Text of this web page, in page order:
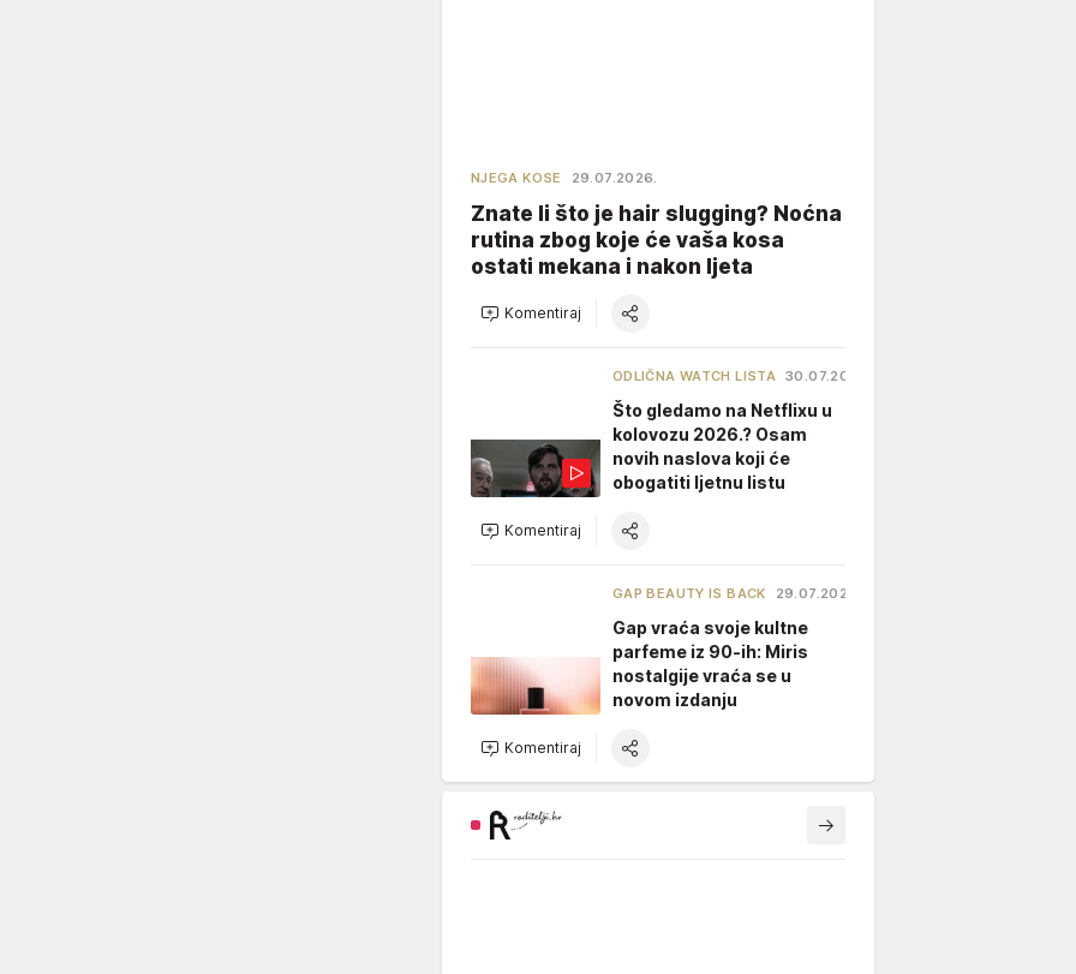
NJEGA KOSE 29.07.2026.
Znate li što je hair slugging? Noćna
rutina zbog koje će vaša kosa
ostati mekana i nakon ljeta
Komentiraj
ODLIČNA WATCH LISTA 30.07.2026.
Što gledamo na Netflixu u
kolovozu 2026.? Osam
novih naslova koji će
obogatiti ljetnu listu
Komentiraj
GAP BEAUTY IS BACK 29.07.2026.
Gap vraća svoje kultne
parfeme iz 90-ih: Miris
nostalgije vraća se u
novom izdanju
Komentiraj